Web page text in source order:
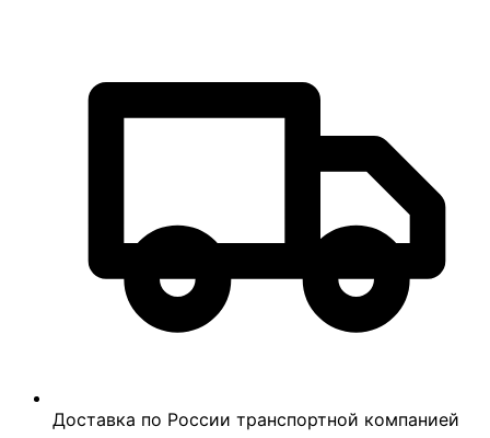
Доставка по России транспортной компанией